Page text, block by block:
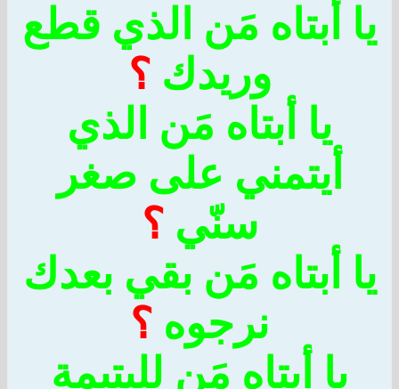
أبتاه مَن الذي قطع
وريدك؟
يا أبتاه مَن الذي
أيتمني على صغر
سنّي؟
أبتاه مَن بقي بعدك
نرجوه؟
يا أبتاه مَن لليتيمة